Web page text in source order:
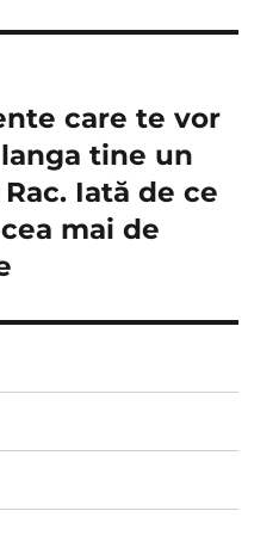
care te vor
tine un
Iată de ce
mai de